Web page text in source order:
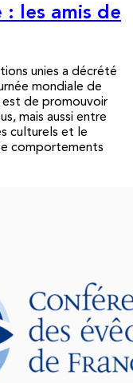
: les amis de
unies a décrété
mondiale de
est de promouvoir
mais aussi entre
culturels et le
comportements